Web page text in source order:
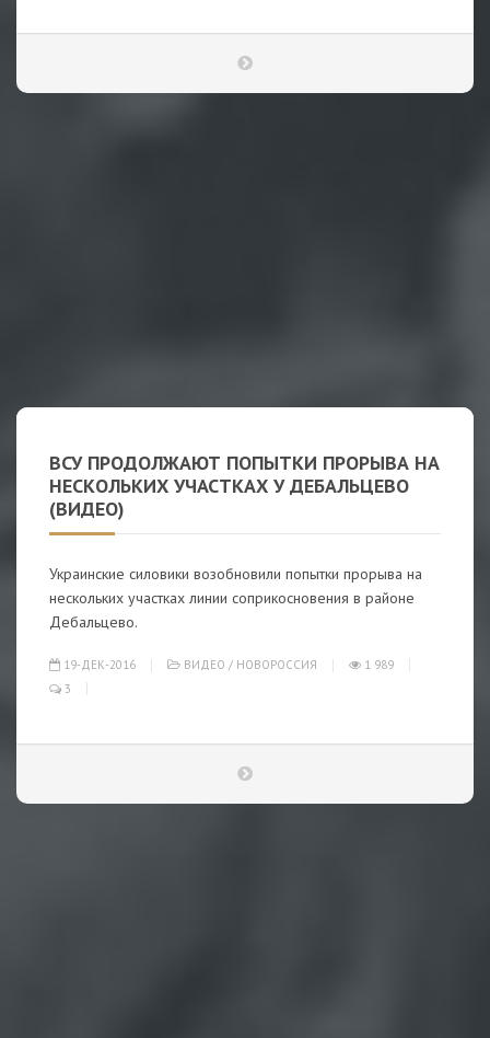
ВСУ ПРОДОЛЖАЮТ ПОПЫТКИ ПРОРЫВА НА
НЕСКОЛЬКИХ УЧАСТКАХ У ДЕБАЛЬЦЕВО
(ВИДЕО)
Украинские силовики возобновили попытки прорыва на
нескольких участках линии соприкосновения в районе
Дебальцево.
19-ДЕК-2016 ВИДЕО / НОВОРОССИЯ
1 989
3